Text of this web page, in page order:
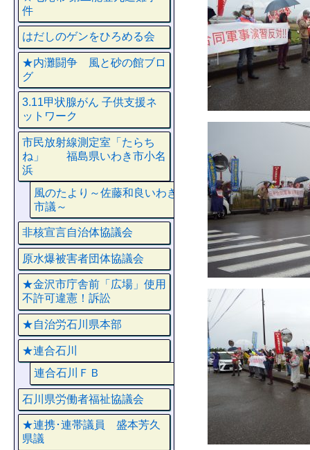
件
はだしのゲンをひろめる会
★内灘闘争 風と砂の館ブロ
グ
3.11甲状腺がん 子供支援ネ
ットワーク
市民放射線測定室「たらち
ね」 福島県いわき市小名
浜
風のたより～佐藤和良いわき
市議～
非核宣言自治体協議会
原水爆被害者団体協議会
★金沢市庁舎前「広場」使用
不許可違憲！訴訟
★自治労石川県本部
★連合石川
連合石川ＦＢ
石川県労働者福祉協議会
★連携･連帯議員 盛本芳久
県議